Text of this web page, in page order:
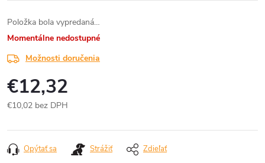
Položka bola vypredaná…
Momentálne nedostupné
Možnosti doručenia
€12,32
€10,02 bez DPH
cena:
Opýtať sa Strážiť Zdieľať